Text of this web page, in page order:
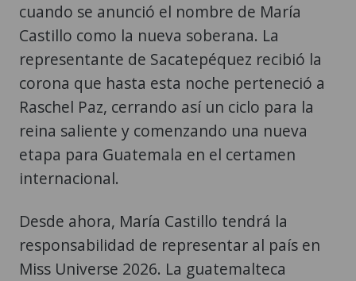
cuando se anunció el nombre de María
Castillo como la nueva soberana. La
representante de Sacatepéquez recibió la
corona que hasta esta noche perteneció a
Raschel Paz, cerrando así un ciclo para la
reina saliente y comenzando una nueva
etapa para Guatemala en el certamen
internacional.
Desde ahora, María Castillo tendrá la
responsabilidad de representar al país en
Miss Universe 2026. La guatemalteca